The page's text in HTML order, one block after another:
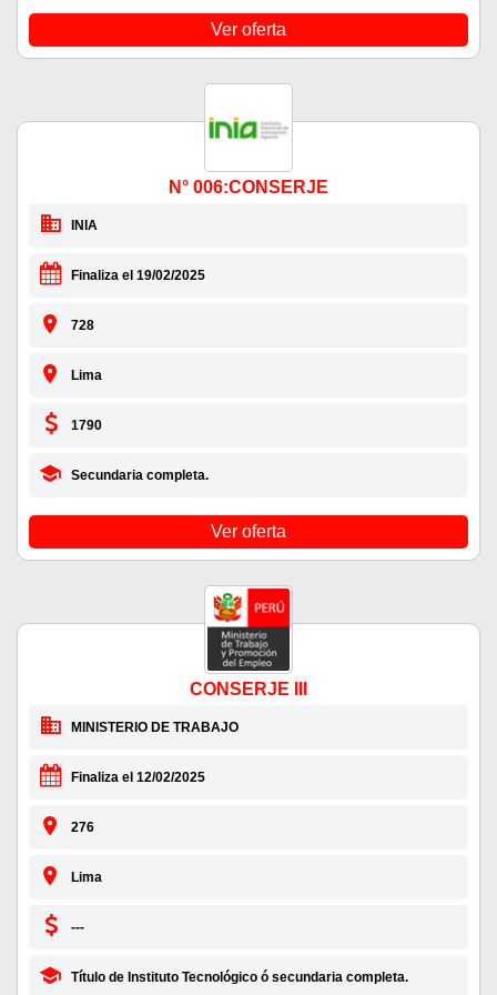
Ver oferta
N° 006:CONSERJE
INIA
Finaliza el 19/02/2025
728
Lima
1790
Secundaria completa.
Ver oferta
CONSERJE III
MINISTERIO DE TRABAJO
Finaliza el 12/02/2025
276
Lima
---
Título de Instituto Tecnológico ó secundaria completa.